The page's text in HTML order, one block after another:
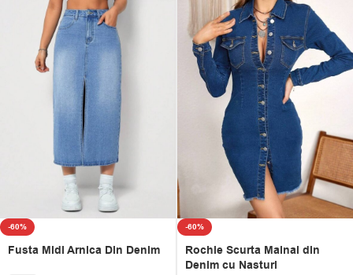
-60%
Fusta Midi Arnica Din Denim
-60%
Rochie Scurta Mainal din
Denim cu Nasturi